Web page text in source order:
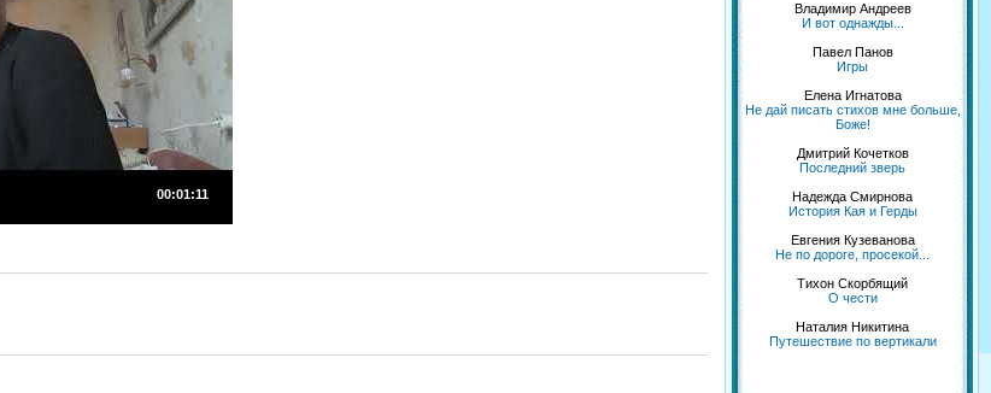
00:01:11
Владимир Андреев
И вот однажды...
Павел Панов
Игры
Елена Игнатова
Не дай писать стихов мне больше,
Боже!
Дмитрий Кочетков
Последний зверь
Надежда Смирнова
История Кая и Герды
Евгения Кузеванова
Не по дороге, просекой...
Тихон Скорбящий
О чести
Наталия Никитина
Путешествие по вертикали